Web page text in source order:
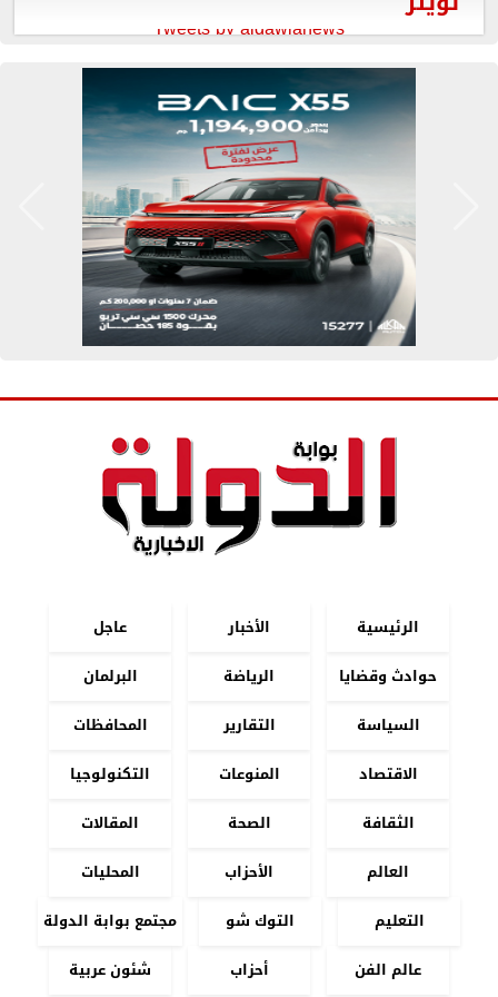
Tweets by aldawlanews
الرئيسية الأخبار
عاجل
حوادث وقضايا
الرياضة
البرلمان
السياسة
التقارير
المحافظات
الاقتصاد
المنوعات
التكنولوجيا
الثقافة
الصحة
المقالات
العالم
الأحزاب
المحليات
التعليم
التوك شو
مجتمع بوابة الدولة
عالم الفن
أحزاب شئون عربية